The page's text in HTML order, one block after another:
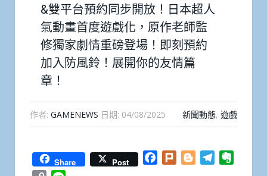
&雙平台預約同步開放！日本超人
氣動畫首度遊戲化，原作老師監
修獨家劇情重磅登場！即刻預約
加入防風鈴！展開你的友情篇
章！
作者: GAMENEWS 日期: 04/08/2025 新聞動態, 遊戲
Share Post Facebook
Plurk BloggerTelegram